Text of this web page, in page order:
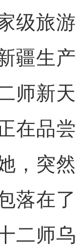
级旅游
疆生产
师新天
在品尝
，突然
落在了
二师乌